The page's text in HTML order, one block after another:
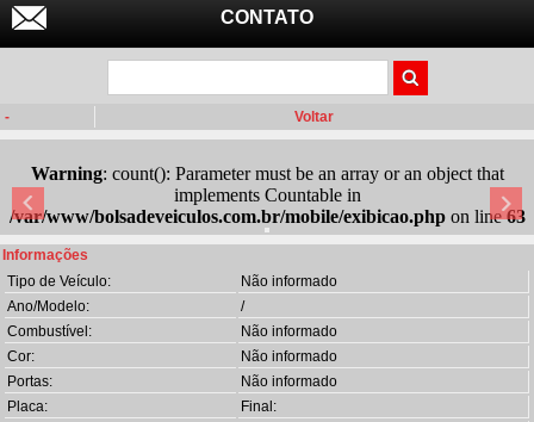
CONTATO
- Voltar
Warning: count(): Parameter must be an array or an object that
implements Countable in
/var/www/bolsadeveiculos.com.br/mobile/exibicao.phpon line63
Informações
Tipo de Veículo:
Não informado
Ano/Modelo:
/
Combustível:
Não informado
Cor:
Não informado
Portas:
Não informado
Placa:
Final: